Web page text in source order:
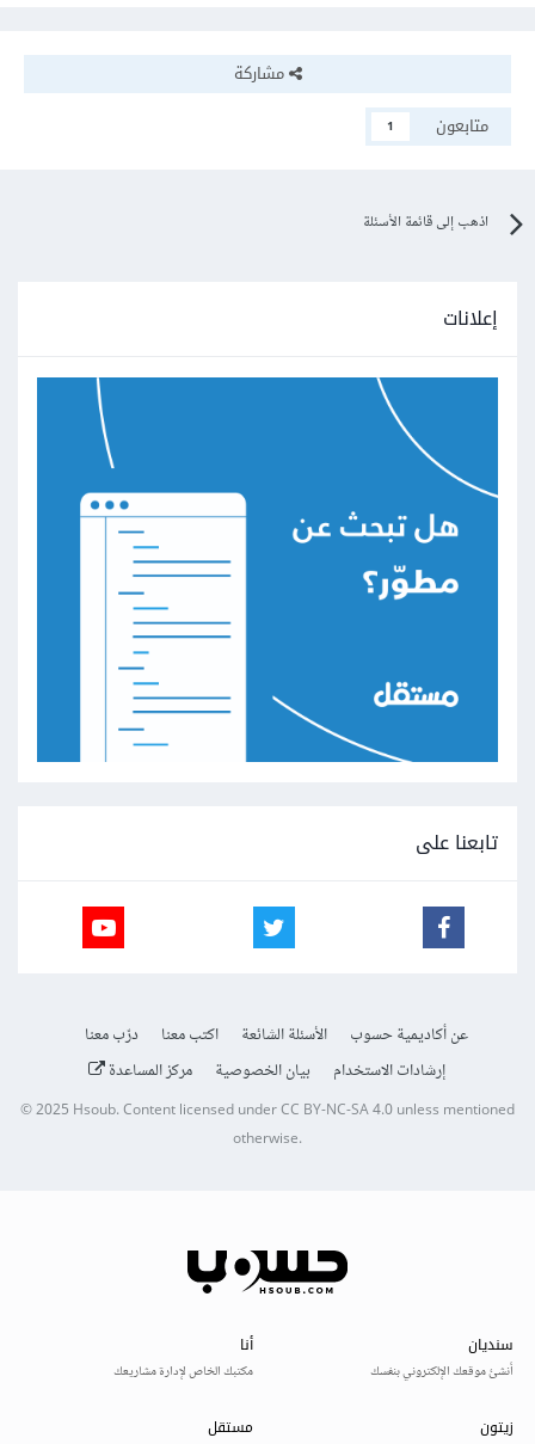
مشاركة
متابعون
1
اذهب إلى قائمة الأسئلة
إعلانات
تابعنا على
عن أكاديمية حسوب الأسئلة الشائعة اكتب معنا
درّب معنا
إرشادات الاستخدام
بيان الخصوصية مركز المساعدة
© 2025Hsoub.Content licensed underCC BY-NC-SA 4.0unless mentioned
otherwise.